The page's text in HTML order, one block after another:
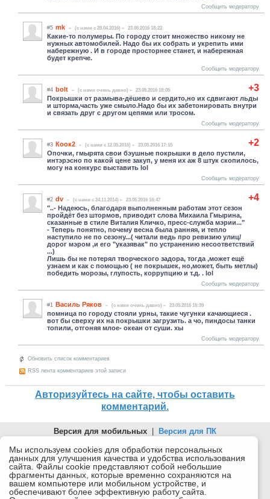
Сообщить модератору
#5 mk (c нами с 28.04.2016) 23.05.2016 18:22
Какие-то полумеры. По городу стоит множество никому не
нужных автомобилей. Надо бы их собрать и укрепить ими
набережную . И в городе просторнее станет, и набережная
будет крепче.
Сообщить модератору
+3
#4 bolt (c нами очень давно) 23.05.2016 18:05
Покрышки от размыва-дёшево и сердито,но их сдвигают льды
и шторма,часть уже смыло.Надо бы их забетонировать внутри
и связать друг с другом цепями или тросом.
Сообщить модератору
+2
#3 Коок2 (c нами с 12.05.2016) 23.05.2016 17:15
Опочки, гмырята свои бэушные покрышки в дело пустили,
интэрэсно по какой цене закуп, у меня их аж 8 штук скопилось,
могу на конкурс выставить lol
Сообщить модератору
+4
#2 dv (c нами с 24.11.2014) 23.05.2016 16:47
"..- Надеюсь, благодаря выполненным работам этот сезон
пройдёт без штормов, приводит слова Михаила Гмырина,
сказанные в стиле Виталия Кличко, пресс-служба мэрии..."
- Теперь понятно, почему весна была ранняя, и тепло
наступило не по сезону...( читали ведь про ревизию улиц/
дорог мэром ,и его "указявак" по устранению несоответствий
...)
Лишь бы не потерял творческого задора, тогда ,может ещё
узнаем и как с помощью ( не покрышек, но,может, быть метлы)
победить морозы, глупость, коррупцию и т.д. . lol
Сообщить модератору
#1 Василь Ряков (c нами очень давно) 23.05.2016 16:39
помница по городу стояли урны, такие чугунки качающиеся .
вот бы сверху их на покрышки загрузить. а чо, пиндосы танки
топили, отгоняя млое- океан от суши. хы
Сообщить модератору
Обновить список комментариев
RSS лента комментариев этой записи
Авторизуйтесь на сайте, чтобы оставить
комментарий.
Версия для мобильных
Версия для ПК
© 2026 Беломорканал Северодвинск tv29.ru
Joomla!is Free Software released under the GNU General Public
License.
Mobile version byMobile Joomla!
Мы используем cookies для обработки персональных
данных для улучшения качества и удобства использования
сайта. Файлы cookie представляют собой небольшие
фрагменты данных, которые временно сохраняются на
вашем компьютере или мобильном устройстве, и
обеспечивают более эффективную работу сайта.